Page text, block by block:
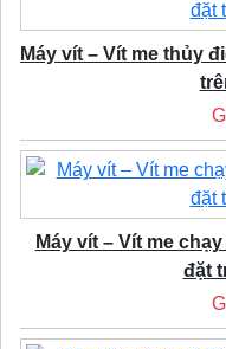
Máy vít – Vít me thủy
Máy vít – Vít me
đặt